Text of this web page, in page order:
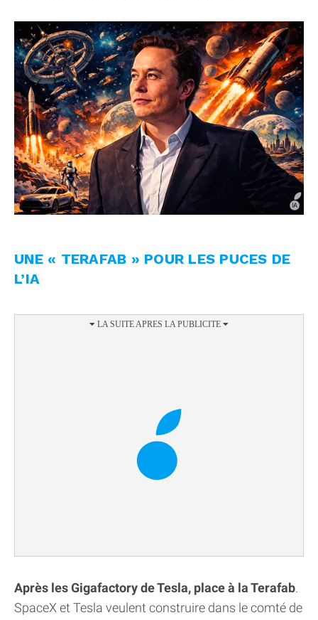
UNE « TERAFAB » POUR LES PUCES DE
L’IA
Après les Gigafactory de Tesla, place à la Terafab.
SpaceX et Tesla veulent construire dans le comté de